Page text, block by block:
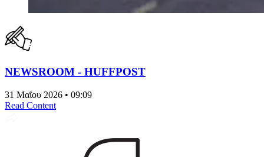
NEWSROOM - HUFFPOST
31 Μαΐου 2026 • 09:09
Read Content